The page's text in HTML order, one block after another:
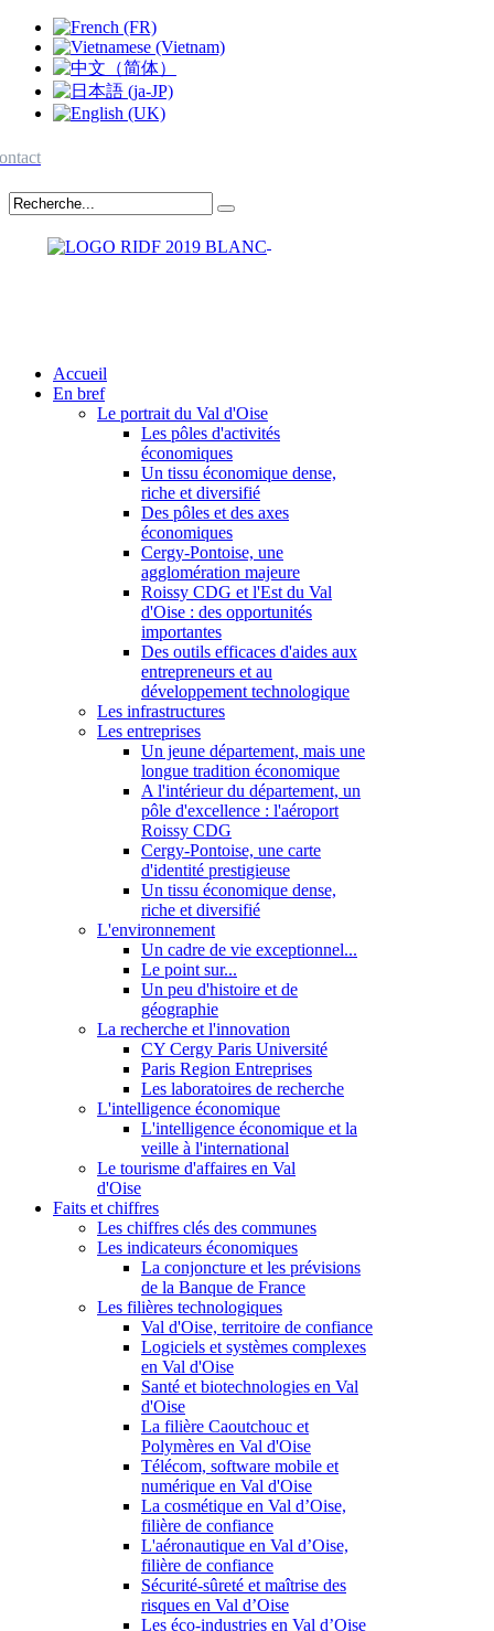
Accueil
En bref
Le portrait du Val d'Oise
Les pôles d'activités
économiques
Un tissu économique dense,
riche et diversifié
Des pôles et des axes
économiques
Cergy-Pontoise, une
agglomération majeure
Roissy CDG et l'Est du Val
d'Oise : des opportunités
importantes
Des outils efficaces d'aides aux
entrepreneurs et au
développement technologique
Les infrastructures
Les entreprises
Un jeune département, mais une
longue tradition économique
A l'intérieur du département, un
pôle d'excellence : l'aéroport
Roissy CDG
Cergy-Pontoise, une carte
d'identité prestigieuse
Un tissu économique dense,
riche et diversifié
L'environnement
Un cadre de vie exceptionnel...
Le point sur...
Un peu d'histoire et de
géographie
La recherche et l'innovation
CY Cergy Paris Université
Paris Region Entreprises
Les laboratoires de recherche
L'intelligence économique
L'intelligence économique et la
veille à l'international
Le tourisme d'affaires en Val
d'Oise
Faits et chiffres
Les chiffres clés des communes
Les indicateurs économiques
La conjoncture et les prévisions
de la Banque de France
Les filières technologiques
Val d'Oise, territoire de confiance
Logiciels et systèmes complexes
en Val d'Oise
Santé et biotechnologies en Val
d'Oise
La filière Caoutchouc et
Polymères en Val d'Oise
Télécom, software mobile et
numérique en Val d'Oise
La cosmétique en Val d’Oise,
filière de confiance
L'aéronautique en Val d’Oise,
filière de confiance
Sécurité-sûreté et maîtrise des
risques en Val d’Oise
Les éco-industries en Val d’Oise